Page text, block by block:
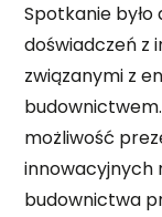
MAGAZYNIER
PRACOWNIK
MONTER
Spotkanie było
doświadczeń z
związanymi z
możliwość
innowacyjnych
budownictwa